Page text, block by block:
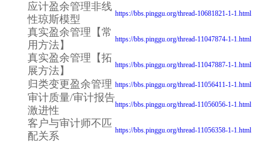
应计盈余管理非线
性琼斯模型
https://bbs.pinggu.org/thread-10681821-1-1.html
真实盈余管理【常
用方法】
https://bbs.pinggu.org/thread-11047874-1-1.html
真实盈余管理【拓
展方法】
https://bbs.pinggu.org/thread-11047887-1-1.html
归类变更盈余管理 https://bbs.pinggu.org/thread-11056411-1-1.html
审计质量/审计报告
激进性
https://bbs.pinggu.org/thread-11056056-1-1.html
客户与审计师不匹
配关系
https://bbs.pinggu.org/thread-11056358-1-1.html